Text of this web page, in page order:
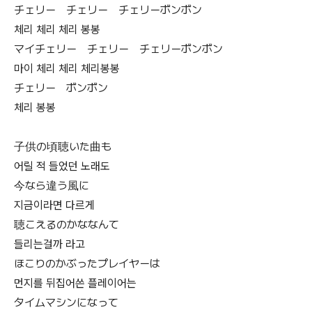
チェリー チェリー チェリーボンボン
체리 체리 체리 봉봉
マイチェリー チェリー チェリーボンボン
마이 체리 체리 체리봉봉
チェリー ボンボン
체리 봉봉
子供の頃聴いた曲も
어릴 적 들었던 노래도
今なら違う風に
지금이라면 다르게
聴こえるのかななんて
들리는걸까 라고
ほこりのかぶったプレイヤーは
먼지를 뒤집어쓴 플레이어는
タイムマシンになって